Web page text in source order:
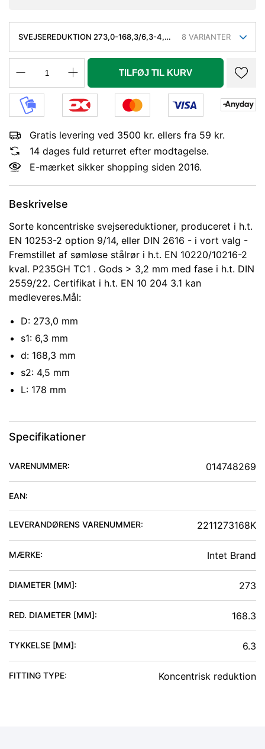
SVEJSEREDUKTION 273,0-168,3/6,3-4,5
2/RK2 TYPE B
8 VARIANTER
TILFØJ TIL KURV
Gratis levering ved 3500 kr. ellers fra 59 kr.
14 dages fuld returret efter modtagelse.
E-mærket sikker shopping siden 2016.
Beskrivelse
Sorte koncentriske svejsereduktioner, produceret i h.t.
EN 10253-2 option 9/14, eller DIN 2616 - i vort valg -
Fremstillet af sømløse stålrør i h.t. EN 10220/10216-2
kval. P235GH TC1 . Gods > 3,2 mm med fase i h.t. DIN
2559/22. Certifikat i h.t. EN 10 204 3.1 kan
medleveres.Mål:
D: 273,0 mm
s1: 6,3 mm
d: 168,3 mm
s2: 4,5 mm
L: 178 mm
Specifikationer
VARENUMMER: 014748269
EAN:
LEVERANDØRENS VARENUMMER: 2211273168K
MÆRKE: Intet Brand
DIAMETER [MM]: 273
RED. DIAMETER [MM]: 168.3
TYKKELSE [MM]: 6.3
FITTING TYPE: Koncentrisk reduktion